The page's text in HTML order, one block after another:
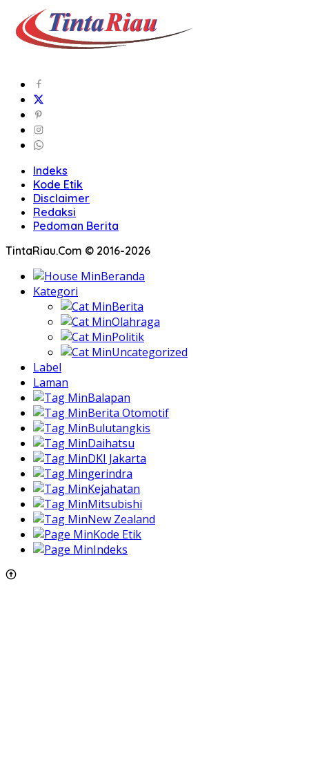
Indeks
Kode Etik
Disclaimer
Redaksi
Pedoman Berita
TintaRiau.Com © 2016-2026
Beranda
Kategori
Berita
Olahraga
Politik
Uncategorized
Label
Laman
Balapan
Berita Otomotif
Bulutangkis
Daihatsu
DKI Jakarta
gerindra
Kejahatan
Mitsubishi
New Zealand
Kode Etik
Indeks